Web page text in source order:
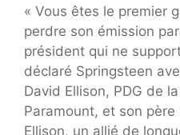
« Vous êtes le premier
perdre son émission
président qui ne
déclaré Springsteen
David Ellison, PDG de
Paramount, et son
Ellison, un allié de